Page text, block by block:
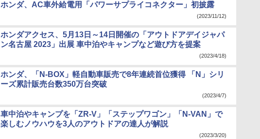
ホンダ、AC車外給電用「パワーサプライコネクター」初披露
(2023/11/12)
ホンダアクセス、5月13日～14日開催の「アウトドアデイジャパ
ン名古屋 2023」出展 車中泊やキャンプなど遊び方を提案
(2023/4/18)
ホンダ、「N-BOX」軽自動車販売で8年連続首位獲得 「N」シリ
ーズ累計販売台数350万台突破
(2023/4/7)
車中泊やキャンプを「ZR-V」「ステップワゴン」「N-VAN」で
楽しむノウハウを3人のアウトドアの達人が解説
(2023/3/20)